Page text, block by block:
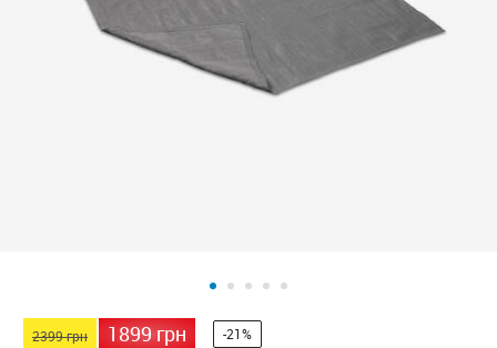
2399 грн 1899 грн -21%